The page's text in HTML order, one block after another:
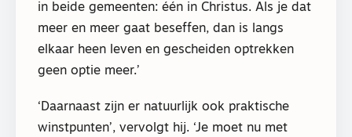
in beide gemeenten: één in Christus. Als je dat
meer en meer gaat beseffen, dan is langs
elkaar heen leven en gescheiden optrekken
geen optie meer.’
‘Daarnaast zijn er natuurlijk ook praktische
winstpunten’, vervolgt hij. ‘Je moet nu met